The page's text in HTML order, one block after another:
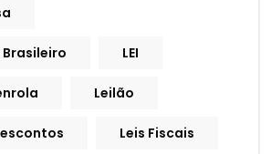
LEI
Leilão
Leis Fiscais